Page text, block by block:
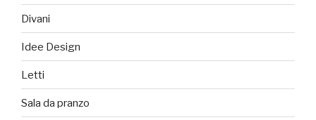
Divani
Idee Design
Letti
Sala da pranzo